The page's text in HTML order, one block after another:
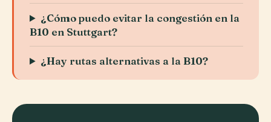
¿Cómo puedo evitar la congestión en la
B10 en Stuttgart?
¿Hay rutas alternativas a la B10?